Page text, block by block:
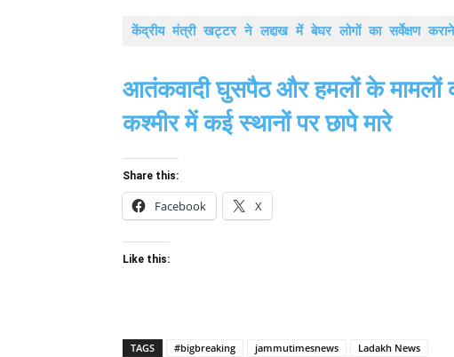
केंद्रीय मंत्री खट्टर ने लद्दाख में बेघर लोगों का सर्वेक्षण
आतंकवादी घुसपैठ और हमलों के
कश्मीर में कई स्थानों पर छापे मारे
Share this:
Facebook X
Like this:
TAGS #bigbreaking jammutimesnews
Ladakh News